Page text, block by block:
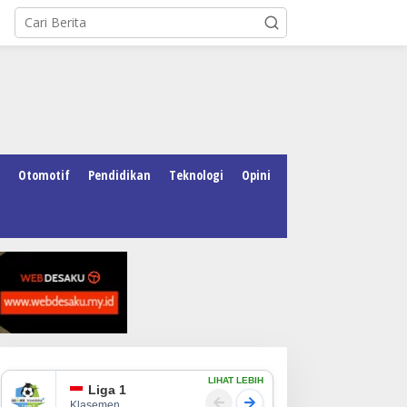
Otomotif Pendidikan Teknologi Opini
Liga 1
LIHAT LEBIH